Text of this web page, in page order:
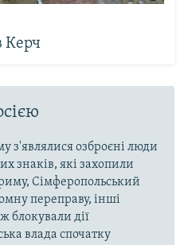
Керч
з'являлися озброєні люди
знаків, які захопили
Сімферопольський
переправу, інші
блокували дії
влада спочатку